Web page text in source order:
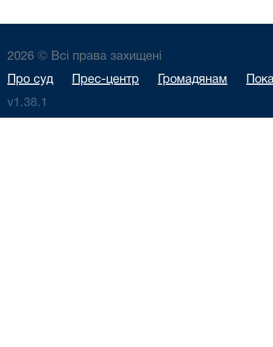
2026 © Всі права захищені
Про суд Прес-центр Громадянам
v1.38.1